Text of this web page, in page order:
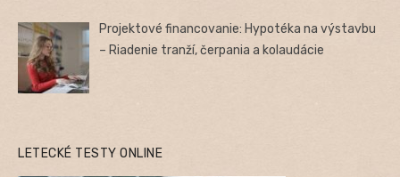
Projektové financovanie: Hypotéka na výstavbu
– Riadenie tranží, čerpania a kolaudácie
LETECKÉ TESTY ONLINE